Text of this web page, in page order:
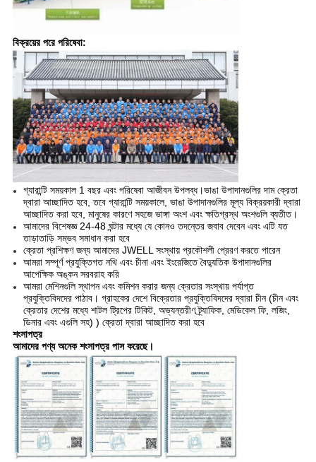
বিক্রয়ের পরে পরিষেবা:
গ্যারান্টি সময়কাল 1 বছর এবং পরিষেবা আজীবন উপলব্ধ।ভাঙা উপাদানগুলির দাম ক্রেতা
দ্বারা আচ্ছাদিত হবে, তবে গ্যারান্টি সময়কালে, ভাঙা উপাদানগুলির মূল্য বিক্রয়কারী দ্বারা
আচ্ছাদিত করা হবে, মানুষের কারণে সহজে ভাঙ্গা অংশ এবং ক্ষতিগ্রস্থ অংশগুলি ব্যতীত।
আমাদের বিশেষজ্ঞ 24-48 ঘন্টার মধ্যে যে কোনও তদন্তের জবাব দেবেন এবং এটি যত
তাড়াতাড়ি সম্ভব সমাধান করা হবে
ক্রেতা প্রশিক্ষণ জন্য আমাদের JWELL সংস্থায় প্রকৌশলী প্রেরণ করতে পারেন
আমরা সম্পূর্ণ প্রযুক্তিগত নথি এবং চীনা এবং ইংরেজিতে বৈদ্যুতিক উপাদানগুলির
আপেক্ষিক অঙ্কন সরবরাহ করি
আমরা মেশিনগুলি স্থাপন এবং কমিশন করার জন্য ক্রেতার সংস্থায় পর্যাপ্ত
প্রযুক্তিবিদদের পাঠাব। গ্রাহকের দেশে বিক্রেতার প্রযুক্তিবিদদের দ্বারা চীন (চীন এবং
ক্রেতার দেশের মধ্যে শাটল ট্রিপের টিকিট, অভ্যন্তরীণ ট্র্যাফিক, মেডিকেল ফি, লজিং,
ডিনার এবং এগুলি সহ) ) ক্রেতা দ্বারা আচ্ছাদিত করা হবে
শংসাপত্র
আমাদের পণ্য অনেক শংসাপত্র পাস করেছে।